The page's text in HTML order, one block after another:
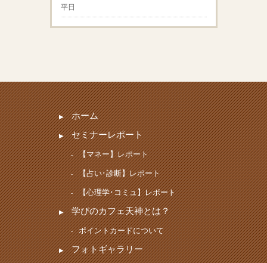
平日
ホーム
セミナーレポート
【マネー】レポート
【占い･診断】レポート
【心理学･コミュ】レポート
学びのカフェ天神とは？
ポイントカードについて
フォトギャラリー